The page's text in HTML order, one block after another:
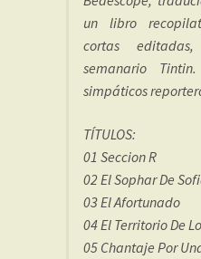
un libro
cortas
semanario
simpáticos
TÍTULOS:
01 Seccion R
02 El Sophar De
03 El Afortunado
04 El Territorio De
05 Chantaje Por